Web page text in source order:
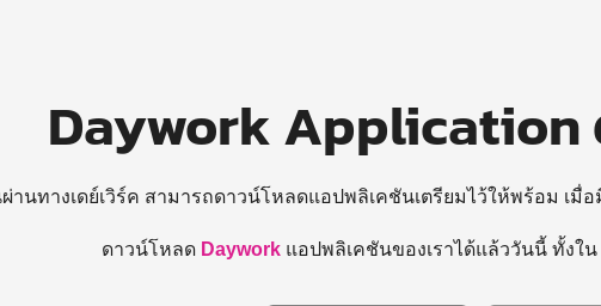
Daywork Application
านทางเดย์เวิร์ค สามารถดาวน์โหลดแอปพลิเคชันเตรียมไว้ให้พร้อม เมื่
ดาวน์โหลด Daywork แอปพลิเคชันของเราได้แล้ววันนี้ ทั้งใน